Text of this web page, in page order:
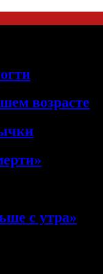
возрасте
с утра»